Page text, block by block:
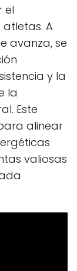
el
A
avanza, se
y la
la
Este
alinear
valiosas